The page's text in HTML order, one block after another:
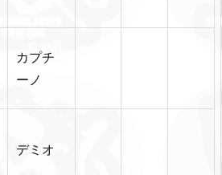
カプチ
ーノ
デミオ